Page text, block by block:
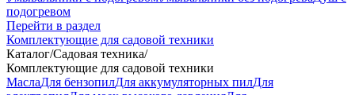
подогревом
Перейти в раздел
Комплектующие для садовой техники
Каталог/Садовая техника/
Комплектующие для садовой техники
МаслаДля бензопилДля аккумуляторных пилДля